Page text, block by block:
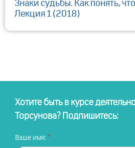
Знаки судьбы. Как понять,
Лекция 1 (2018)
Хотите быть в курсе
Торсунова? Подпишитесь:
Ваше имя: